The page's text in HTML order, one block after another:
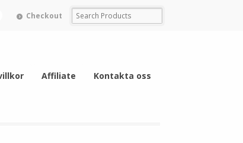
Checkout
Affiliate Kontakta oss